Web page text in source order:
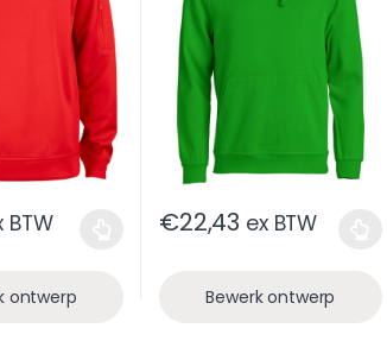
BTW
ontwerp
€22,43 ex BTW
Bewerk ontwerp